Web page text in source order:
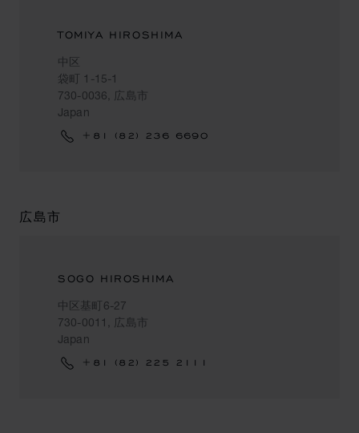
TOMIYA HIROSHIMA
中区
袋町 1-15-1
730-0036, 広島市
Japan
+81 (82) 236 6690
広島市
SOGO HIROSHIMA
中区基町6-27
730-0011, 広島市
Japan
+81 (82) 225 2111